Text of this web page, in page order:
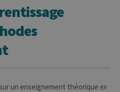
un enseignement théorique ex